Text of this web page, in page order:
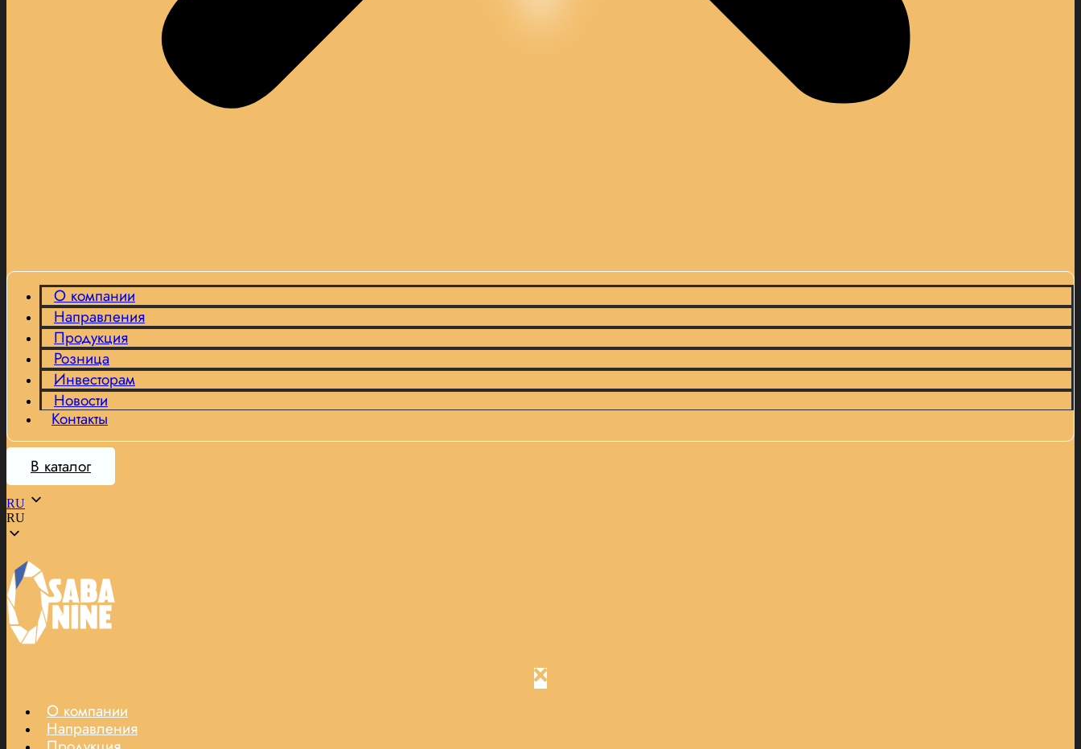
О компании
Направления
Продукция
Розница
Инвесторам
Новости
Контакты
В каталог
RU
RU
О компании
Направления